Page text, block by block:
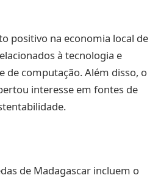
positivo na economia local de
à tecnologia e
de computação. Além disso, o
interesse em fontes de
de Madagascar incluem o